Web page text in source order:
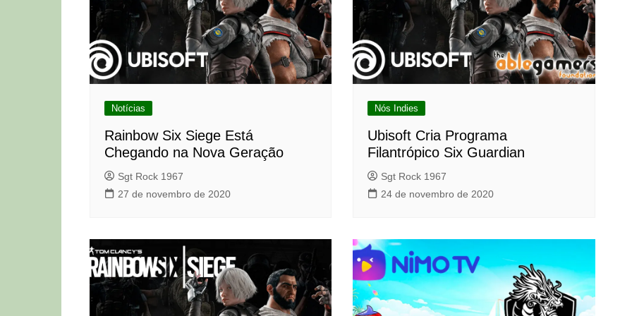
Notícias
Rainbow Six Siege Está
Chegando na Nova Geração
Sgt Rock 1967
27 de novembro de 2020
Nós Indies
Ubisoft Cria Programa
Filantrópico Six Guardian
Sgt Rock 1967
24 de novembro de 2020